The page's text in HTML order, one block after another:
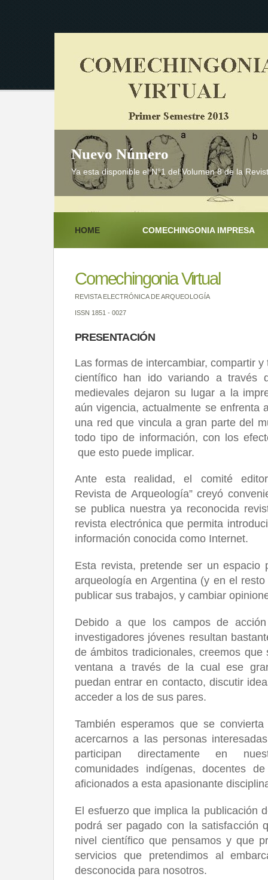
Nuevo Número
Ya esta disponible el N°1 del Volumen 8 de la
HOME COMECHINGONIA IMPRESA
Comechingonia Virtual
REVISTA ELECTRÓNICA DE ARQUEOLOGÍA
ISSN 1851 - 0027
PRESENTACIÓN
Las formas de intercambiar, compartir
científico han ido variando a través
medievales dejaron su lugar a la
aún vigencia, actualmente se enfrenta
una red que vincula a gran parte del
todo tipo de información, con los
que esto puede implicar.
Ante esta realidad, el comité
Revista de Arqueología” creyó
se publica nuestra ya reconocida
revista electrónica que permita
información conocida como Internet.
Esta revista, pretende ser un espacio
arqueología en Argentina (y en el
publicar sus trabajos, y cambiar
Debido a que los campos de
investigadores jóvenes resultan
de ámbitos tradicionales, creemos
ventana a través de la cual ese
puedan entrar en contacto, discutir
acceder a los de sus pares.
También esperamos que se
acercarnos a las personas
participan directamente en
comunidades indígenas, docentes
aficionados a esta apasionante
El esfuerzo que implica la publicación
podrá ser pagado con la satisfacción
nivel científico que pensamos y que
servicios que pretendimos al
desconocida para nosotros.